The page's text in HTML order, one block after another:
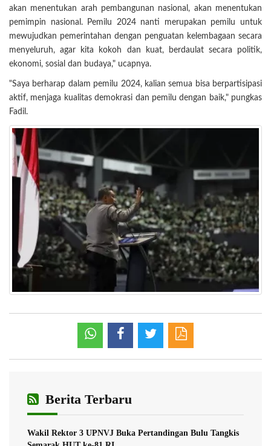
akan menentukan arah pembangunan nasional, akan menentukan
pemimpin nasional. Pemilu 2024 nanti merupakan pemilu untuk
mewujudkan pemerintahan dengan penguatan kelembagaan secara
menyeluruh, agar kita kokoh dan kuat, berdaulat secara politik,
ekonomi, sosial dan budaya," ucapnya.
"Saya berharap dalam pemilu 2024, kalian semua bisa berpartisipasi
aktif, menjaga kualitas demokrasi dan pemilu dengan baik," pungkas
Fadil.
Berita Terbaru
Wakil Rektor 3 UPNVJ Buka Pertandingan Bulu Tangkis